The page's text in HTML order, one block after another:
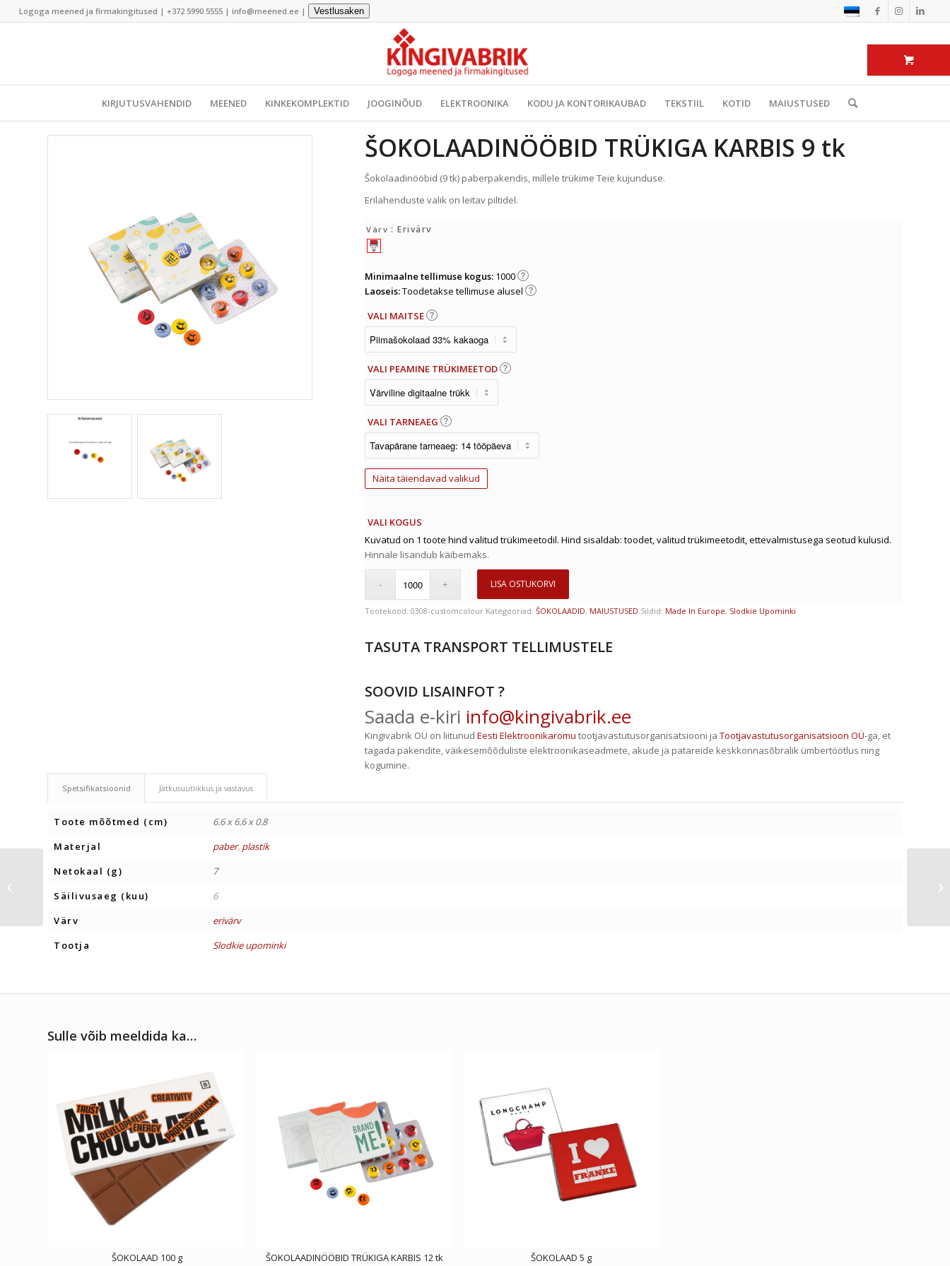
Logoga meened ja firmakingitused | +372 5990 5555| info@meened.ee| Vestlusaken
KIRJUTUSVAHENDID MEENED KINKEKOMPLEKTID JOOGINÕUD ELEKTROONIKA KODU JA KONTORIKAUBAD TEKSTIIL KOTID MAIUSTUSED
ŠOKOLAADINÖÖBID TRÜKIGA KARBIS 9 tk
Šokolaadinööbid (9 tk) paberpakendis, millele trükime Teie kujunduse.
Erilahenduste valik on leitav piltidel.
Värv : Erivärv
Minimaalne tellimuse kogus: 1000
Laoseis:Toodetakse tellimuse alusel
VALI MAITSE
VALI PEAMINE TRÜKIMEETOD
VALI TARNEAEG
Näita täiendavad valikud
VALI KOGUS
Kuvatud on 1 toote hind valitud trükimeetodil. Hind sisaldab: toodet, valitud trükimeetodit, ettevalmistusega seotud kulusid.
Hinnale lisandub käibemaks.
LISA OSTUKORVI
Tootekood:0308-customcolour Kategooriad:ŠOKOLAADID, MAIUSTUSED Sildid: Made In Europe, Slodkie Upominki
TASUTA TRANSPORT TELLIMUSTELE
SOOVID LISAINFOT ?
Saada e-kiri info@kingivabrik.ee
Kingivabrik OÜ on liitunudEesti Elektroonikaromu tootjavastutusorganisatsiooni jaTootjavastutusorganisatsioon OÜ-ga, et
tagada pakendite, väikesemõõduliste elektroonikaseadmete, akude ja patareide keskkonnasõbralik ümbertöötlus ning
kogumine.
Spetsifikatsioonid Jätkusuutlikkus ja vastavus
Toote mõõtmed (cm)
6.6 x 6.6 x 0.8
Materjal
paber, plastik
Netokaal (g)
7
Säilivusaeg (kuu)
6
Värv
erivärv
Tootja
Slodkie upominki
Sulle võib meeldida ka…
ŠOKOLAAD 100 g ŠOKOLAADINÖÖBID TRÜKIGA KARBIS 12 tk ŠOKOLAAD 5 g
KREDIITKAART 8 g